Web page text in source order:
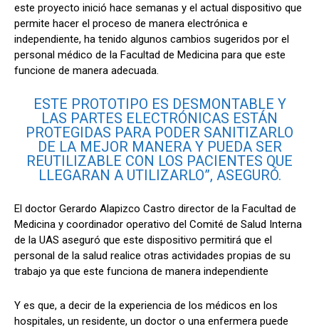
este proyecto inició hace semanas y el actual dispositivo que
permite hacer el proceso de manera electrónica e
independiente, ha tenido algunos cambios sugeridos por el
personal médico de la Facultad de Medicina para que este
funcione de manera adecuada.
ESTE PROTOTIPO ES DESMONTABLE Y
LAS PARTES ELECTRÓNICAS ESTÁN
PROTEGIDAS PARA PODER SANITIZARLO
DE LA MEJOR MANERA Y PUEDA SER
REUTILIZABLE CON LOS PACIENTES QUE
LLEGARAN A UTILIZARLO”, ASEGURÓ.
El doctor Gerardo Alapizco Castro director de la Facultad de
Medicina y coordinador operativo del Comité de Salud Interna
de la UAS aseguró que este dispositivo permitirá que el
personal de la salud realice otras actividades propias de su
trabajo ya que este funciona de manera independiente
Y es que, a decir de la experiencia de los médicos en los
hospitales, un residente, un doctor o una enfermera puede